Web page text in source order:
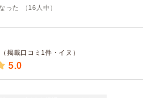
った （ 16 人中）
掲載口コミ1件・イヌ）
5.0